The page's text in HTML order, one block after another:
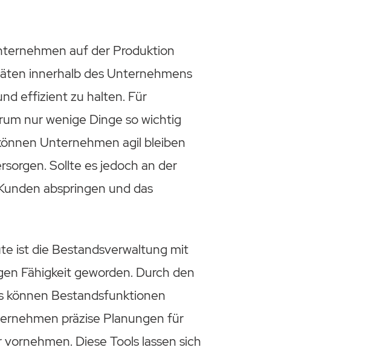
auf der Produktion
innerhalb des Unternehmens
effizient zu halten. Für
nur wenige Dinge so wichtig
Unternehmen agil bleiben
Sollte es jedoch an der
abspringen und das
ist die Bestandsverwaltung mit
Fähigkeit geworden. Durch den
können Bestandsfunktionen
präzise Planungen für
Diese Tools lassen sich